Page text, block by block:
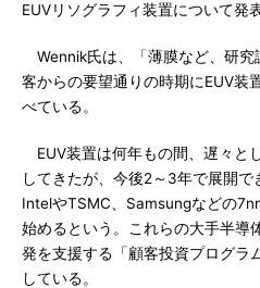
EUVリソグラフィ装置について発
Wennik氏は、「薄膜など、研究
客からの要望通りの時期にEUV装
べている。
EUV装置は何年もの間、遅々と
してきたが、今後2～3年で展開で
IntelやTSMC、Samsungなどの
始めるという。これらの大手半導
発を支援する「顧客投資プログラ
している。